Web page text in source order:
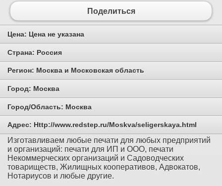
Поделиться
Цена: Цена не указана
Страна: Россия
Регион: Москва и Московская область
Город: Москва
Город/Область: Москва
Адрес: Http://www.redstep.ru/Moskva/seligerskaya.html
Изготавливаем любые печати для любых предприятий
и организаций: печати для ИП и ООО, печати
Некоммерческих организаций и Садоводческих
товариществ, Жилищных кооперативов, Адвокатов,
Нотариусов и любые другие.